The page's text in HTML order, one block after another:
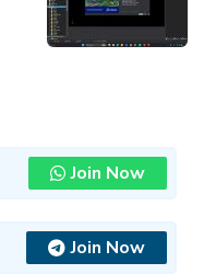
Join Now
Join Now